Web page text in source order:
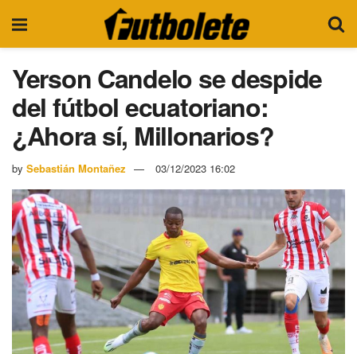
Yerson Candelo se despide
del fútbol ecuatoriano:
¿Ahora sí, Millonarios?
by Sebastián Montañez 03/12/2023 16:02